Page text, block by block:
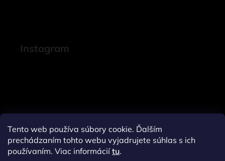
Tento web používa súbory cookie. Ďalším
prechádzaním tohto webu vyjadrujete súhlas s ich
používaním. Viac informáciítu.
Instagram